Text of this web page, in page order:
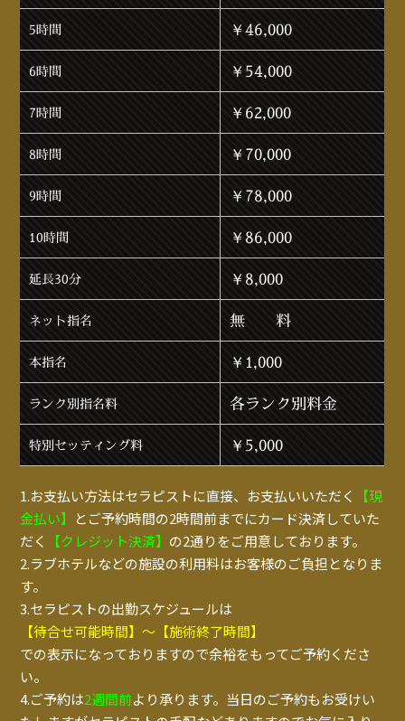
5時間 ￥46,000
6時間 ￥54,000
7時間 ￥62,000
8時間 ￥70,000
9時間 ￥78,000
10時間 ￥86,000
延長30分 ￥8,000
ネット指名 無 料
本指名 ￥1,000
ランク別指名料 各ランク別料金
特別セッティング料 ￥5,000
1.お支払い方法はセラピストに直接、お支払いいただく
【現
金払い】
とご予約時間の2時間前までにカード決済していた
だく
【クレジット決済】 の2通りをご用意しております。
2.ラブホテルなどの施設の利用料はお客様のご負担となりま
す。
3.セラピストの出勤スケジュールは
【待合せ可能時間】～【施術終了時間】
での表示になっておりますので余裕をもってご予約くださ
い。
4.ご予約は2週間前より承ります。当日のご予約もお受けい